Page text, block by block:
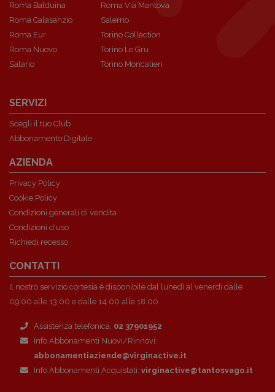
Roma Balduina
Roma Calasanzio
Roma Eur
Roma Nuovo
Salario
Roma Via Mantova
Salerno
Torino Collection
Torino Le Gru
Torino Moncalieri
SERVIZI
Scegli il tuo Club
Abbonamento Digitale
AZIENDA
Privacy Policy
Cookie Policy
Condizioni generali di vendita
Condizioni d'uso
Richiedi recesso
CONTATTI
Il nostro servizio cortesia è disponibile dal lunedì al venerdì dalle
09.00 alle 13.00 e dalle 14.00 alle 18.00.
Assistenza telefonica: 02 37901952
Info Abbonamenti Nuovi/Rinnovi:
abbonamentiaziende@virginactive.it
Info Abbonamenti Acquistati: virginactive@tantosvago.it